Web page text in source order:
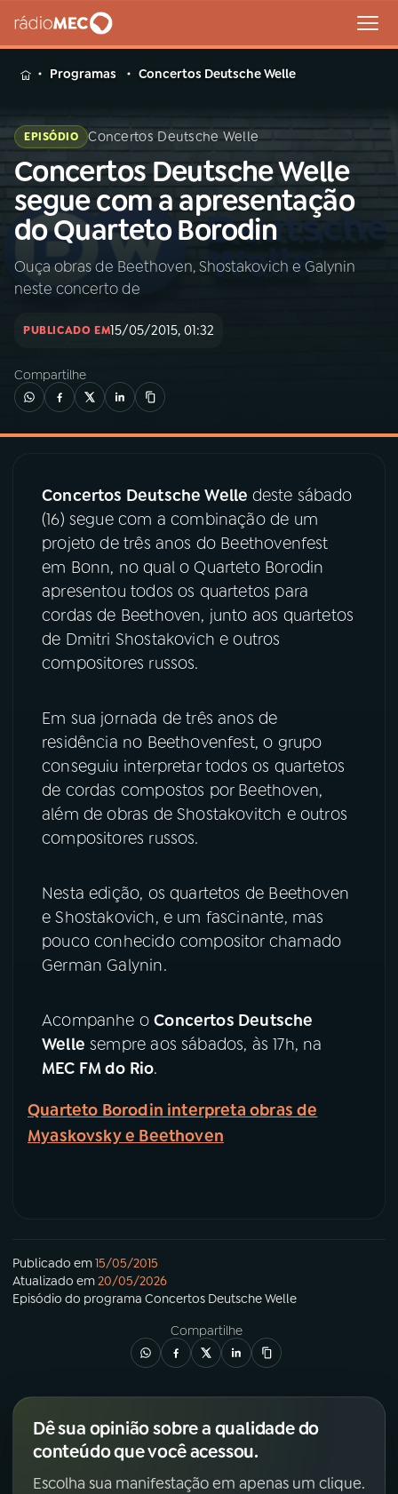
MENU
Buscar
na
Rádio
MEC
Buscar
Início AO VIVO
INÍCIO
02A RÁDIO
03PROGRAMAÇÃO
04PROGRAMAS
05 PODCASTS
06VIDEOCASTS
ÚLTIMAS
08 PRÊMIO RÁDIO MEC
ACOMPANHE A RÁDIO MEC
YouTube
TikTok
Programas Concertos Deutsche Welle
EPISÓDIO Concertos Deutsche Welle
Concertos Deutsche Welle
segue com a apresentação
do Quarteto Borodin
Ouça obras de Beethoven, Shostakovich e Galynin
neste concerto de
PUBLICADO EM15/05/2015, 01:32
Compartilhe
Concertos Deutsche Welle deste sábado
(16) segue com a combinação de um
projeto de três anos do Beethovenfest
em Bonn, no qual o Quarteto Borodin
apresentou todos os quartetos para
cordas de Beethoven, junto aos quartetos
de Dmitri Shostakovich e outros
compositores russos.
Em sua jornada de três anos de
residência no Beethovenfest, o grupo
conseguiu interpretar todos os quartetos
de cordas compostos por Beethoven,
além de obras de Shostakovitch e outros
compositores russos.
Nesta edição, os quartetos de Beethoven
e Shostakovich, e um fascinante, mas
pouco conhecido compositor chamado
German Galynin.
Acompanhe oConcertos Deutsche
Welle sempre aos sábados, às 17h, na
MEC FM do Rio.
Quarteto Borodin interpreta obras de
Myaskovsky e Beethoven
Publicado em15/05/2015
Atualizado em20/05/2026
Episódio do programa Concertos Deutsche Welle
Compartilhe
Dê sua opinião sobre a qualidade do
conteúdo que você acessou.
Escolha sua manifestação em apenas um clique.